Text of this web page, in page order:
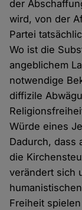
der
wird, von der
Partei
Wo ist die
angeblichem
notwendige
diffizile
Würde eines
Dadurch, dass
die
verändert sich
Freiheit